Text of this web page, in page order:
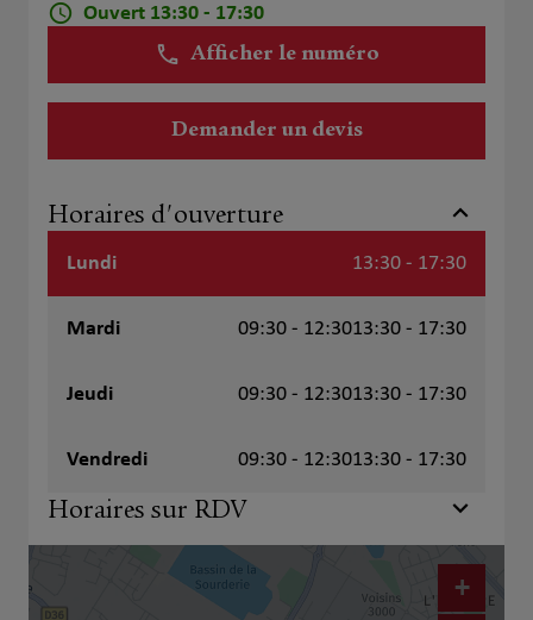
Ouvert 13:30 - 17:30
Afficher le numéro
Demander un devis
Horaires d'ouverture
Lundi 13:30 - 17:30
Mardi 09:30 - 12:3013:30 - 17:30
Jeudi 09:30 - 12:3013:30 - 17:30
Vendredi 09:30 - 12:3013:30 - 17:30
Horaires sur RDV
+